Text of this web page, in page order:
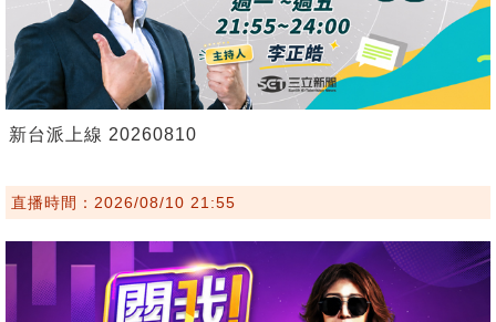
新台派上線 20260810
直播時間：2026/08/10 21:55